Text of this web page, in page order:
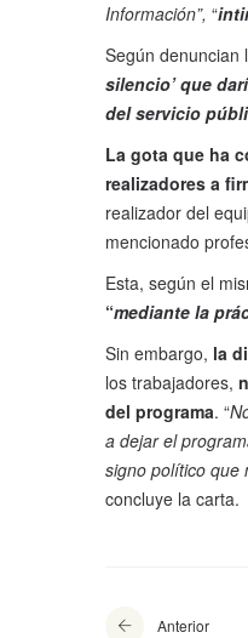
Información”, “
Según denuncian
silencio’ que
del servicio
La gota que ha
realizadores a
realizador del
mencionado
Esta, según el
“mediante la
Sin embargo, la
los trabajadores,
del programa. “
a dejar el
signo político que
concluye la carta.
Anterior